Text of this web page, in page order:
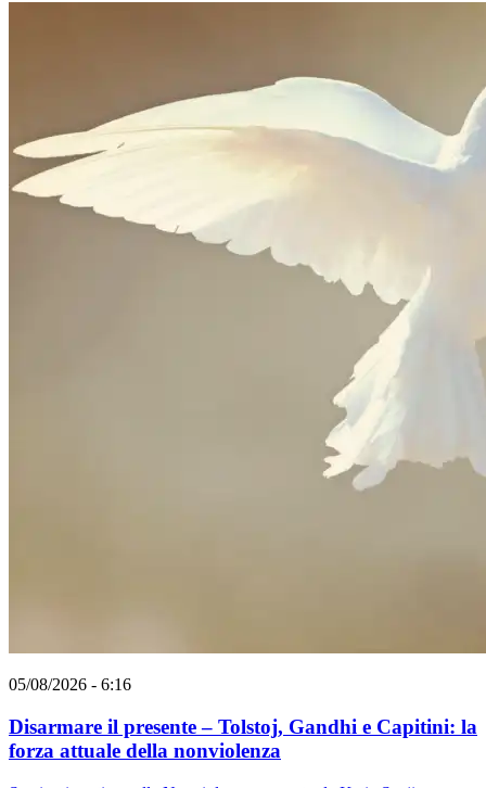
05/08/2026 - 6:16
Disarmare il presente – Tolstoj, Gandhi e Capitini: la
forza attuale della nonviolenza